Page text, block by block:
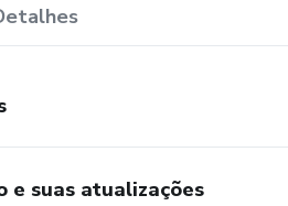
Concurso: Arraial do Cabo/RJ
e suas atualizações